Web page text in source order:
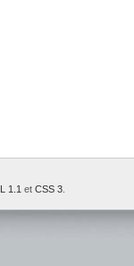
1.1 et CSS 3